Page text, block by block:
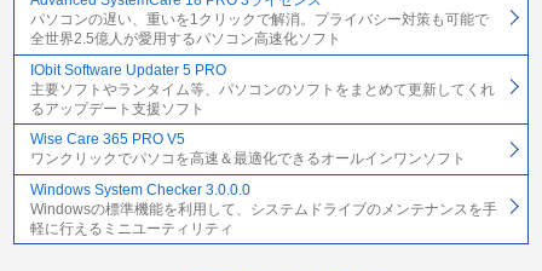
パソコンの遅い、重いを1クリックで解消。プライバシー対策も可能で
全世界2.5億人が愛用するパソコン高速化ソフト
IObit Software Updater 5 PRO
主要ソフトやランタイム等、パソコンのソフトをまとめて更新してくれ
るアップデート支援ソフト
Wise Care 365 PRO V5
ワンクリックでパソコを高速＆最適化できるオールインワンソフト
Windows System Checker 3.0.0.0
Windowsの標準機能を利用して、システムドライブのメンテナンスを手
軽に行えるミニユーティリティ